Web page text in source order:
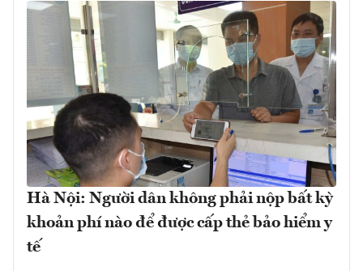
Hà Nội: Người dân không phải nộp bất kỳ
khoản phí nào để được cấp thẻ bảo hiểm y
tế